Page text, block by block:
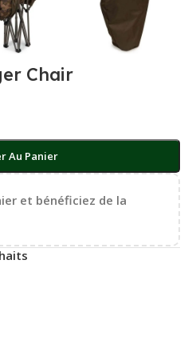
Chair
Au Panier
et bénéficiez de la